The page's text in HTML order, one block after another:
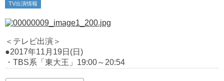
TV出演情報
＜テレビ出演＞
●2017年11月19日(日)
・TBS系「東大王」19:00～20:54